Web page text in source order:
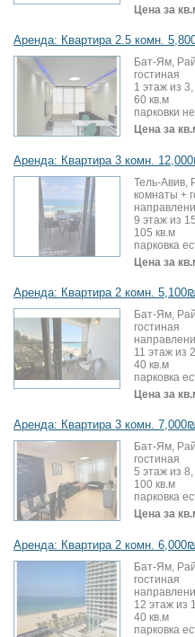
Цена за
Аренда: Квартира 2.5 комн.
Бат-Ям,
гостиная
1 этаж из
60 кв.м
парковки
Цена за
Аренда: Квартира 3 комн.
Тель-Авив,
комнаты +
9 этаж из
105 кв.м
парковка
Цена за
Аренда: Квартира 2 комн.
Бат-Ям,
гостиная
11 этаж из
40 кв.м
парковка
Цена за
Аренда: Квартира 3 комн.
Бат-Ям,
гостиная
5 этаж из
100 кв.м
парковка
Цена за
Аренда: Квартира 2 комн.
Бат-Ям,
гостиная
12 этаж из
40 кв.м
парковка